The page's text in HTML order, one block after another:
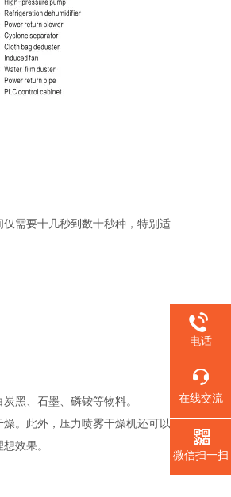
需要十几秒到数十秒种，特别适
黑、石墨、磷铵等物料‌。
。此外，压力喷雾干燥机还可以
效果‌。
电话
在线交流
微信扫一扫